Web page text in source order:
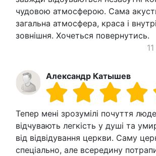
чудовою атмосферою. Сама
загальна атмосфера, краса і
зовнішня. Хочеться повернутись.
Александр Катышев
Тепер мені зрозумілі почуття
відчувають легкість у душі та
від відвідування церкви. Саму
спеціально, але всередину